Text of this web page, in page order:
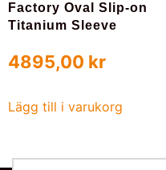
Factory Oval Slip-on
Titanium Sleeve
4895,00 kr
Lägg till i varukorg